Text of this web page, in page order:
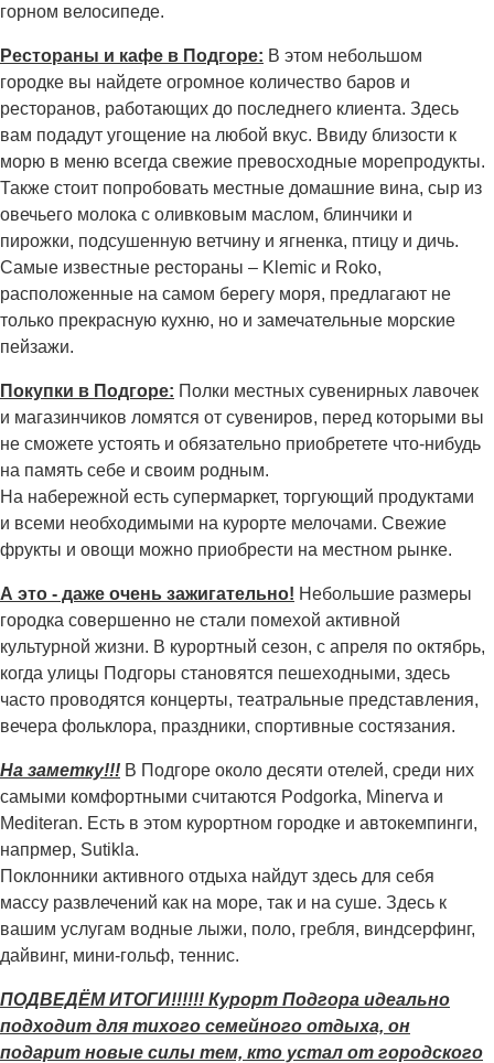
горном велосипеде.
Рестораны и кафе в Подгоре: В этом небольшом
городке вы найдете огромное количество баров и
ресторанов, работающих до последнего клиента. Здесь
вам подадут угощение на любой вкус. Ввиду близости к
морю в меню всегда свежие превосходные морепродукты.
Также стоит попробовать местные домашние вина, сыр из
овечьего молока с оливковым маслом, блинчики и
пирожки, подсушенную ветчину и ягненка, птицу и дичь.
Самые известные рестораны – Klemic и Roko,
расположенные на самом берегу моря, предлагают не
только прекрасную кухню, но и замечательные морские
пейзажи.
Покупки в Подгоре: Полки местных сувенирных лавочек
и магазинчиков ломятся от сувениров, перед которыми вы
не сможете устоять и обязательно приобретете что-нибудь
на память себе и своим родным.
На набережной есть супермаркет, торгующий продуктами
и всеми необходимыми на курорте мелочами. Свежие
фрукты и овощи можно приобрести на местном рынке.
А это - даже очень зажигательно! Небольшие размеры
городка совершенно не стали помехой активной
культурной жизни. В курортный сезон, с апреля по октябрь,
когда улицы Подгоры становятся пешеходными, здесь
часто проводятся концерты, театральные представления,
вечера фольклора, праздники, спортивные состязания.
На заметку!!! В Подгоре около десяти отелей, среди них
самыми комфортными считаются Podgorka, Minerva и
Mediteran. Есть в этом курортном городке и автокемпинги,
напрмер, Sutikla.
Поклонники активного отдыха найдут здесь для себя
массу развлечений как на море, так и на суше. Здесь к
вашим услугам водные лыжи, поло, гребля, виндсерфинг,
дайвинг, мини-гольф, теннис.
ПОДВЕДЁМ ИТОГИ!!!!!! Курорт Подгора идеально
подходит для тихого семейного отдыха, он
подарит новые силы тем, кто устал от городского